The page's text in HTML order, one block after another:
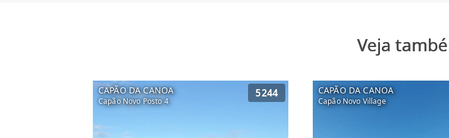
Veja
CAPÃO DA CANOA
Capão Novo Posto 4
5244 CAPÃO DA CANOA
Capão Novo Village